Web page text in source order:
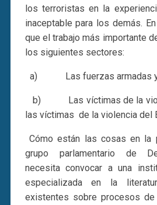
los terroristas en la
inaceptable para los demás.
que el trabajo más importante
los siguientes sectores:
a) Las fuerzas armadas y
b) Las víctimas de la
las víctimas de la violencia del
Cómo están las cosas en la
grupo parlamentario de
necesita convocar a una
especializada en la
existentes sobre procesos de